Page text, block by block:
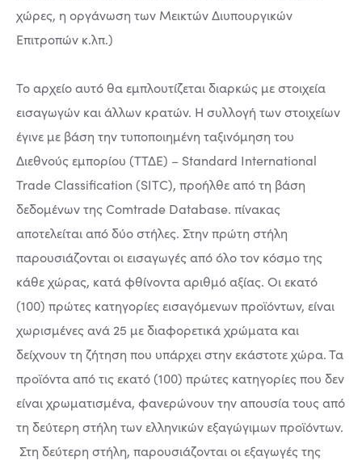
χώρες, η οργάνωση των Μεικτών Διυπουργικών
Επιτροπών κ.λπ.)
Το αρχείο αυτό θα εμπλουτίζεται διαρκώς με στοιχεία
εισαγωγών και άλλων κρατών. Η συλλογή των στοιχείων
έγινε με βάση την τυποποιημένη ταξινόμηση του
Διεθνούς εμπορίου (ΤΤΔΕ) – Standard International
Trade Classification (SITC), προήλθε από τη βάση
δεδομένων της Comtrade Database. πίνακας
αποτελείται από δύο στήλες. Στην πρώτη στήλη
παρουσιάζονται οι εισαγωγές από όλο τον κόσμο της
κάθε χώρας, κατά φθίνοντα αριθμό αξίας. Οι εκατό
(100) πρώτες κατηγορίες εισαγόμενων προϊόντων, είναι
χωρισμένες ανά 25 με διαφορετικά χρώματα και
δείχνουν τη ζήτηση που υπάρχει στην εκάστοτε χώρα. Τα
προϊόντα από τις εκατό (100) πρώτες κατηγορίες που δεν
είναι χρωματισμένα, φανερώνουν την απουσία τους από
τη δεύτερη στήλη των ελληνικών εξαγώγιμων προϊόντων.
Στη δεύτερη στήλη, παρουσιάζονται οι εξαγωγές της